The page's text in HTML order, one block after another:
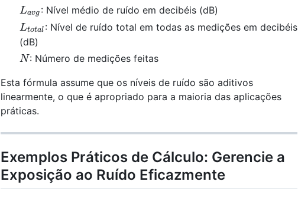
L_{avg}
Lavg : Nível médio de ruído em decibéis (dB)
L_{total}
Ltotal : Nível de ruído total em todas as medições em decibéis
(dB)
N
N: Número de medições feitas
Esta fórmula assume que os níveis de ruído são aditivos
linearmente, o que é apropriado para a maioria das aplicações
práticas.
Exemplos Práticos de Cálculo: Gerencie a
Exposição ao Ruído Eficazmente